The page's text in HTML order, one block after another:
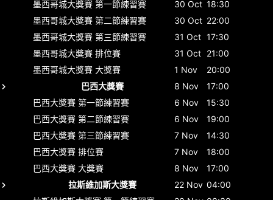
墨西哥城大獎賽 第一節練習賽 30 Oct 18:30
墨西哥城大獎賽 第二節練習賽 30 Oct 22:00
墨西哥城大獎賽 第三節練習賽 31 Oct 17:30
墨西哥城大獎賽 排位賽 31 Oct 21:00
墨西哥城大獎賽 大獎賽 1 Nov
20:00
巴西大獎賽
8 Nov
17:00
巴西大獎賽 第一節練習賽 6 Nov
15:30
巴西大獎賽 第二節練習賽 6 Nov
19:00
巴西大獎賽 第三節練習賽 7 Nov
14:30
巴西大獎賽 排位賽 7 Nov
18:00
巴西大獎賽 大獎賽 8 Nov
17:00
拉斯維加斯大獎賽
22 Nov 04:00